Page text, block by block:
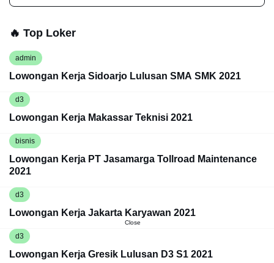
🔥 Top Loker
admin
Lowongan Kerja Sidoarjo Lulusan SMA SMK 2021
d3
Lowongan Kerja Makassar Teknisi 2021
bisnis
Lowongan Kerja PT Jasamarga Tollroad Maintenance
2021
d3
Lowongan Kerja Jakarta Karyawan 2021
d3
Lowongan Kerja Gresik Lulusan D3 S1 2021
Close